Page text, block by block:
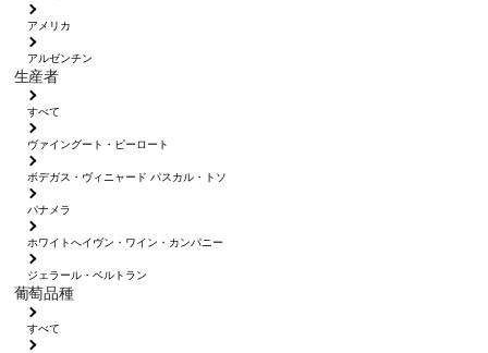
アメリカ
アルゼンチン
生産者
すべて
ヴァイングート・ピーロート
ボデガス・ヴィニャード パスカル・トソ
パナメラ
ホワイトへイヴン・ワイン・カンパニー
ジェラール・ベルトラン
葡萄品種
すべて